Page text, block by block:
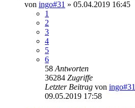
von ingo#31 » 05.04.2019 16:45
1
2
3
4
5
6
58 Antworten
36284 Zugriffe
Letzter Beitrag von ingo#31
09.05.2019 17:58